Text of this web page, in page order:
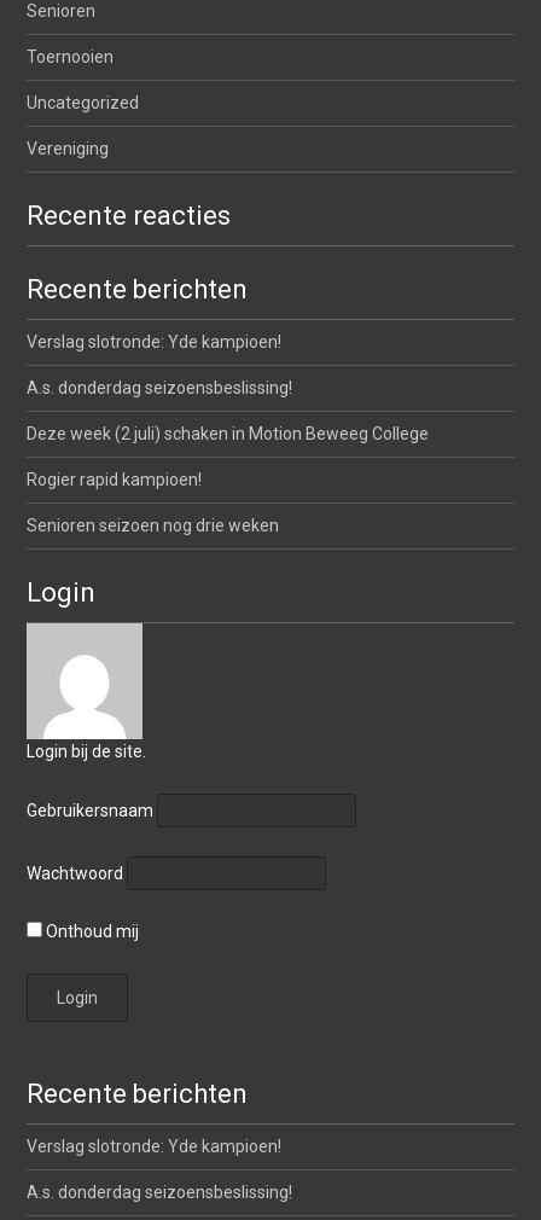
Senioren
Toernooien
Uncategorized
Vereniging
Recente reacties
Recente berichten
Verslag slotronde: Yde kampioen!
A.s. donderdag seizoensbeslissing!
Deze week (2 juli) schaken in Motion Beweeg College
Rogier rapid kampioen!
Senioren seizoen nog drie weken
Login
Login bij de site.
Gebruikersnaam
Wachtwoord
Onthoud mij
Recente berichten
Verslag slotronde: Yde kampioen!
A.s. donderdag seizoensbeslissing!